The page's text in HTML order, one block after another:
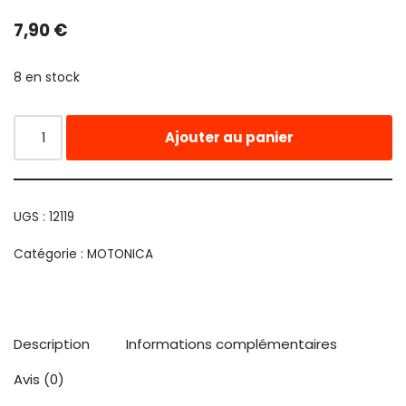
7,90€
8 en stock
Ajouter au panier
UGS : 12119
Catégorie : MOTONICA
Description
Informations complémentaires
Avis (0)